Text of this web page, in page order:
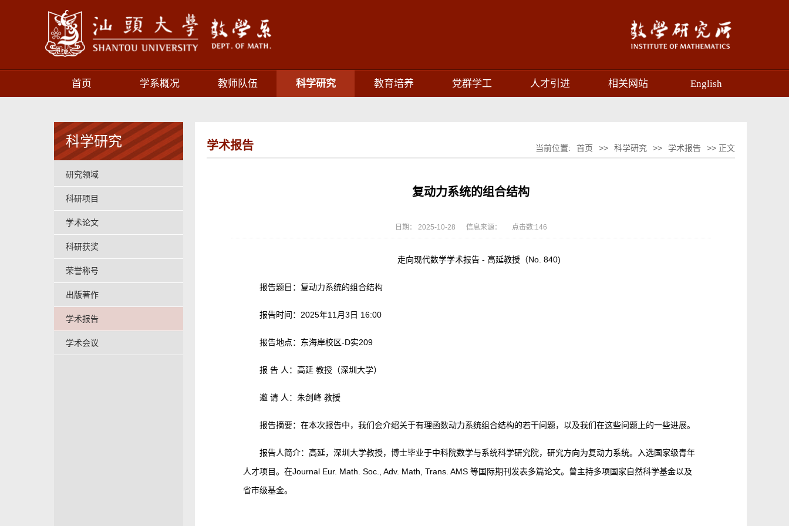
首页 学系概况 教师队伍 科学研究 教育培养 党群学工 人才引进 相关网站 English
科学研究
研究领域
科研项目
学术论文
科研获奖
荣誉称号
出版著作
学术报告
学术会议
学术报告 当前位置: 首页 >> 科学研究 >> 学术报告 >> 正文
复动力系统的组合结构
日期： 2025-10-28 信息来源： 点击数:146
走向现代数学学术报告 - 高延教授（No. 840)
报告题目：复动力系统的组合结构
报告时间：2025年11月3日 16:00
报告地点：东海岸校区-D实209
报 告 人：高延 教授（深圳大学）
邀 请 人：朱剑峰 教授
报告摘要：在本次报告中，我们会介绍关于有理函数动力系统组合结构的若干问题，以及我们在这些问题上的一些进展。
报告人简介：高延，深圳大学教授，博士毕业于中科院数学与系统科学研究院，研究方向为复动力系统。入选国家级青年
人才项目。在Journal Eur. Math. Soc., Adv. Math, Trans. AMS 等国际期刊发表多篇论文。曾主持多项国家自然科学基金以及
省市级基金。